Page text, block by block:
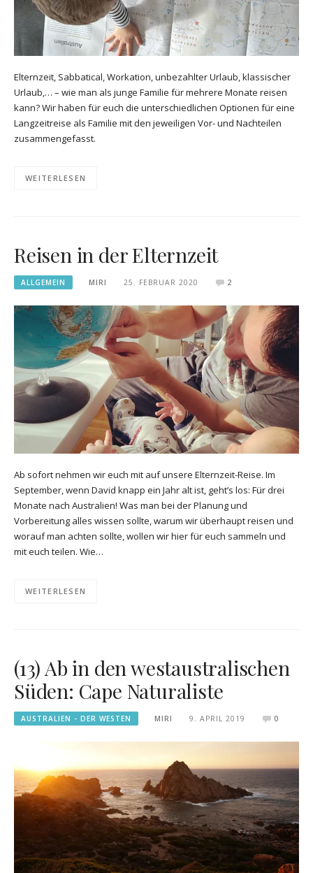
Elternzeit, Sabbatical, Workation, unbezahlter Urlaub, klassischer
Urlaub,… – wie man als junge Familie für mehrere Monate reisen
kann? Wir haben für euch die unterschiedlichen Optionen für eine
Langzeitreise als Familie mit den jeweiligen Vor- und Nachteilen
zusammengefasst.
WEITERLESEN
Reisen in der Elternzeit
ALLGEMEIN MIRI 25. FEBRUAR 2020 2
Ab sofort nehmen wir euch mit auf unsere Elternzeit-Reise. Im
September, wenn David knapp ein Jahr alt ist, geht’s los: Für drei
Monate nach Australien! Was man bei der Planung und
Vorbereitung alles wissen sollte, warum wir überhaupt reisen und
worauf man achten sollte, wollen wir hier für euch sammeln und
mit euch teilen. Wie…
WEITERLESEN
(13) Ab in den westaustralischen
Süden: Cape Naturaliste
AUSTRALIEN - DER WESTEN MIRI 9. APRIL 2019 0